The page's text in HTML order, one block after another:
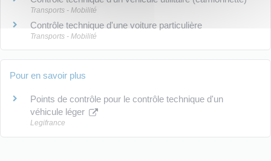
Transports - Mobilité
Contrôle technique d'une voiture particulière
Transports - Mobilité
Pour en savoir plus
Points de contrôle pour le contrôle technique d'un
véhicule léger
Legifrance